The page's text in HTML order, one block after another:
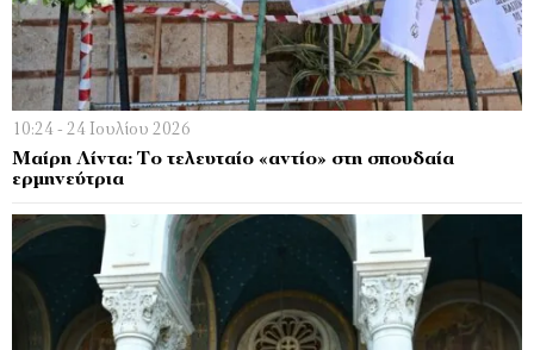
10:24 - 24 Ιουλίου 2026
Μαίρη Λίντα: Το τελευταίο «αντίο» στη σπουδαία
ερμηνεύτρια